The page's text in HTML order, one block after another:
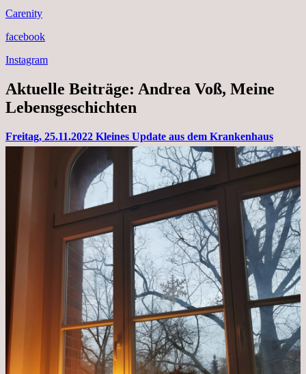
Carenity
facebook
Instagram
Aktuelle Beiträge: Andrea Voß, Meine
Lebensgeschichten
Freitag, 25.11.2022 Kleines Update aus dem Krankenhaus